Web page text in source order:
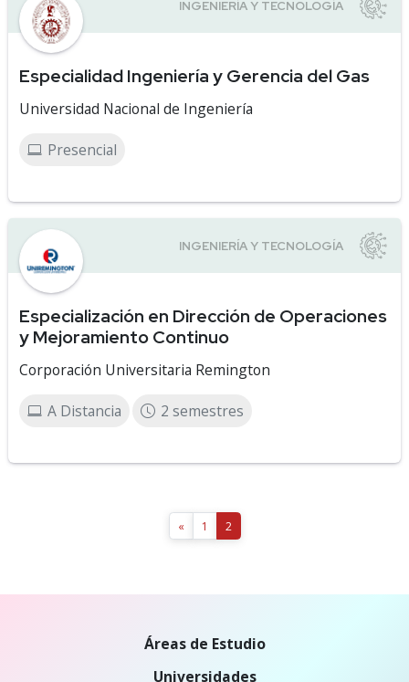
Especialidad Ingeniería y Gerencia del Gas
Universidad Nacional de Ingeniería
Presencial
Especialización en Dirección de Operaciones
y Mejoramiento Continuo
Corporación Universitaria Remington
A Distancia 2 semestres
« 1 2
Áreas de Estudio
Universidades